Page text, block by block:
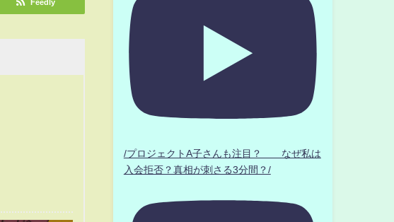
Feedly
/プロジェクトA子さんも注目？ なぜ私は
入会拒否？真相が刺さる3分間？/